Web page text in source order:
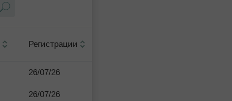
Регистрации
26/07/26
26/07/26